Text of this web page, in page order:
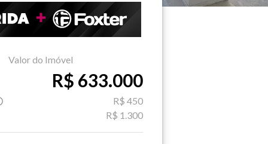
Valor do Imóvel
R$ 633.000
R$ 450
R$ 1.300